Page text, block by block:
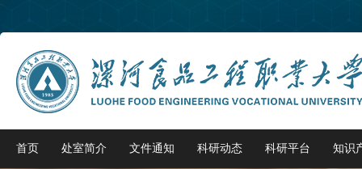
首页 处室简介 文件通知 科研动态 科研平台 知识